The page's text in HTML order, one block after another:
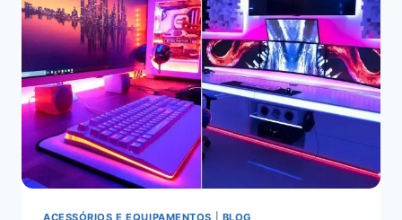
ACESSÓRIOS E EQUIPAMENTOS BLOG